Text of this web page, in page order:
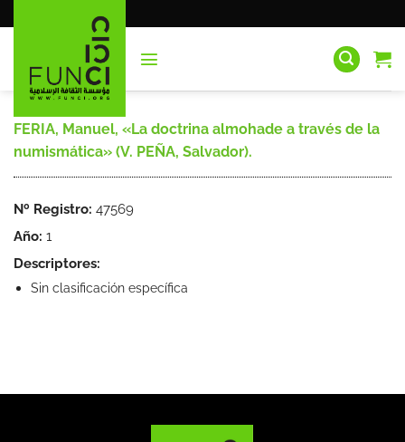
al
FERIA, Manuel, «La doctrina almohade a través de la
numismática» (V. PEÑA, Salvador).
Nº Registro: 47569
Año: 1
Descriptores:
Sin clasificación específica